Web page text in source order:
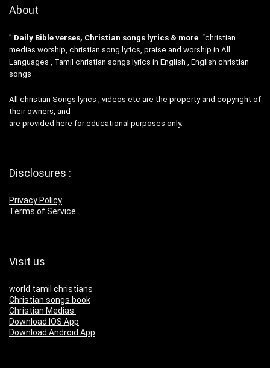
About
” Daily Bible verses, Christian songs lyrics & more “christian
medias worship, christian song lyrics, praise and worship in All
Languages , Tamil christian songs lyrics in English , English christian
songs .
All christian Songs lyrics , videos etc are the property and copyright of
their owners, and
are provided here for educational purposes only.
Disclosures :
Privacy Policy
Terms of Service
Visit us
world tamil christians
Christian songs book
Christian Medias
Download IOS App
Download Android App